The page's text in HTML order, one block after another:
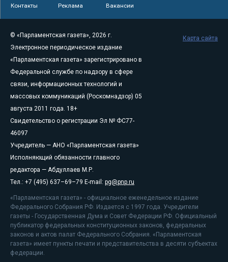
Контакты Реклама Вакансии
© «Парламентская газета», 2026 г.
Электронное периодическое издание
«Парламентская газета» зарегистрировано в
Федеральной службе по надзору в сфере
связи, информационных технологий и
массовых коммуникаций (Роскомнадзор) 05
августа 2011 года. 18+
Свидетельство о регистрации Эл № ФС77-
46097
Учредитель — АНО «Парламентская газета»
Исполняющий обязанности главного
редактора — Абдуллаев М.Р.
Тел.: +7 (495) 637–69–79 E-mail: pg@pnp.ru
«Парламентская газета» - официальное еженедельное издание
Федерального Собрания РФ. Издается с 1997 года. Учредители
газеты - Государственная Дума и Совет Федерации РФ. Официальный
публикатор федеральных конституционных законов, федеральных
законов и актов палат Федерального Собрания. «Парламентская
газета» имеет пункты печати и представительства в десяти субъектах
федерации.
Карта сайта